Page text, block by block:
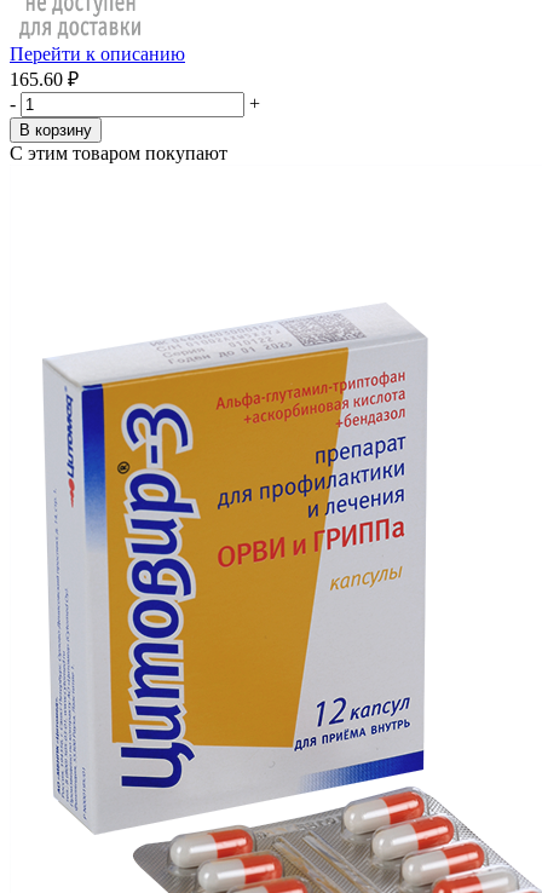
Перейти к описанию
165.60 ₽
-
+
В корзину
С этим товаром покупают